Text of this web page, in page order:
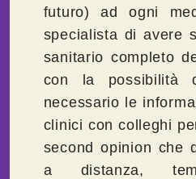
futuro) ad ogni
specialista di avere
sanitario completo
con la possibilità
necessario le
clinici con colleghi
second opinion che
a distanza,